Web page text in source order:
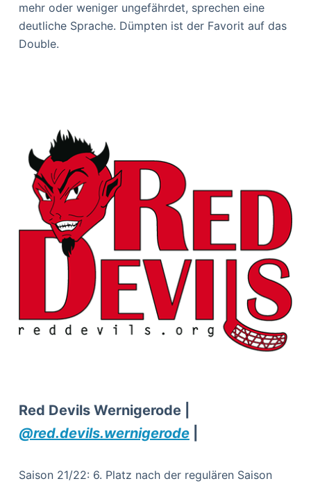
mehr oder weniger ungefährdet, sprechen eine
deutliche Sprache. Dümpten ist der Favorit auf das
Double.
Red Devils Wernigerode |
@red.devils.wernigerode|
Saison 21/22: 6. Platz nach der regulären Saison